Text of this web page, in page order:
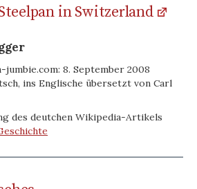
in Switzerland
8. September 2008
ins Englische übersetzt von Carl
des deutchen Wikipedia-Artikels